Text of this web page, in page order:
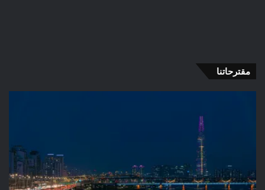
مقترحاتنا